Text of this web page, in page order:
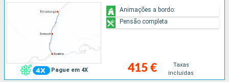
Pague em 4X 415 €
Taxas
incluídas
Animações a bordo:
Pensão completa